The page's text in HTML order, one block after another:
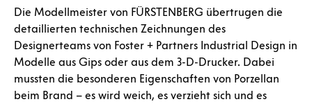
Die Modellmeister von FÜRSTENBERG übertrugen die
detaillierten technischen Zeichnungen des
Designerteams von Foster + Partners Industrial Design in
Modelle aus Gips oder aus dem 3-D-Drucker. Dabei
mussten die besonderen Eigenschaften von Porzellan
beim Brand – es wird weich, es verzieht sich und es